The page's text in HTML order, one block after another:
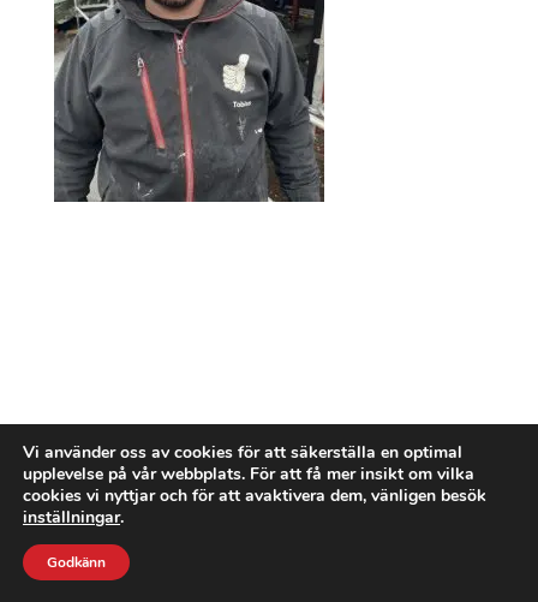
Vi använder oss av cookies för att säkerställa en optimal
upplevelse på vår webbplats. För att få mer insikt om vilka
cookies vi nyttjar och för att avaktivera dem, vänligen besök
inställningar.
Godkänn